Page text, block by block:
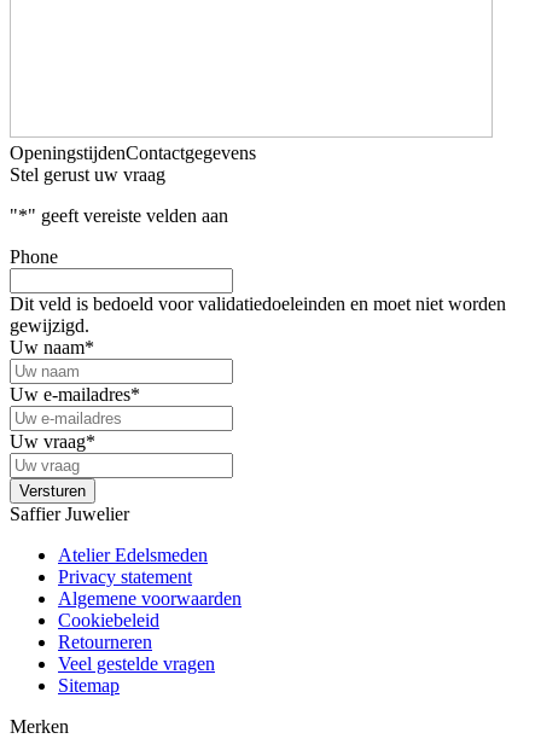
OpeningstijdenContactgegevens
Stel gerust uw vraag
"*" geeft vereiste velden aan
Phone
Dit veld is bedoeld voor validatiedoeleinden en moet niet worden
gewijzigd.
Uw naam*
Uw e-mailadres*
Uw vraag*
Saffier Juwelier
Atelier Edelsmeden
Privacy statement
Algemene voorwaarden
Cookiebeleid
Retourneren
Veel gestelde vragen
Sitemap
Merken